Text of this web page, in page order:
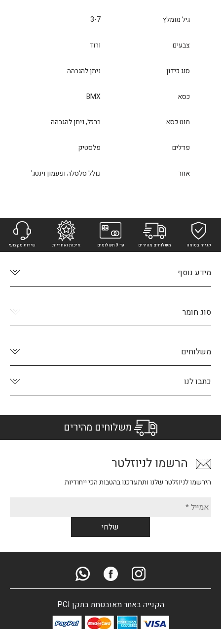
גיל מומלץ 3-7
צבעים ורוד
סוג כידון ניתן להגבהה
כסא BMX
מוט כסא ברזל, ניתן להגבהה
פדלים פלסטיק
אחר כולל סלסלה ופעמון וינטג'
קנייה בטוחה משלוחים מהירים עד 9 תשלומים איכות ואחריות שירות מקצועי
מידע נוסף
סוג חומר
משלוחים
כתבו לנו
משלוחים מהירים
הרשמו לניוזלטר
הירשמו לניוזלטר שלנו ותתעדכנו בהטבות הכי ייחודיות
הקנייה באתר מאובטחת בתקן PCI